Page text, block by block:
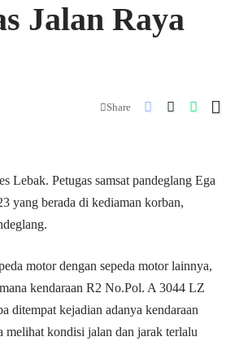
Jalan Raya
Share
Lebak. Petugas samsat pandeglang Ega
yang berada di kediaman korban,
motor dengan sepeda motor lainnya,
kendaraan R2 No.Pol. A 3044 LZ
ditempat kejadian adanya kendaraan
kondisi jalan dan jarak terlalu